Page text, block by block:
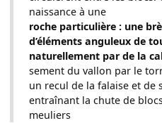
naissance à une
roche particulière : une
d’éléments anguleux de
naturellement par de la
sement du vallon par le
un recul de la falaise et de
entraînant la chute de
meuliers